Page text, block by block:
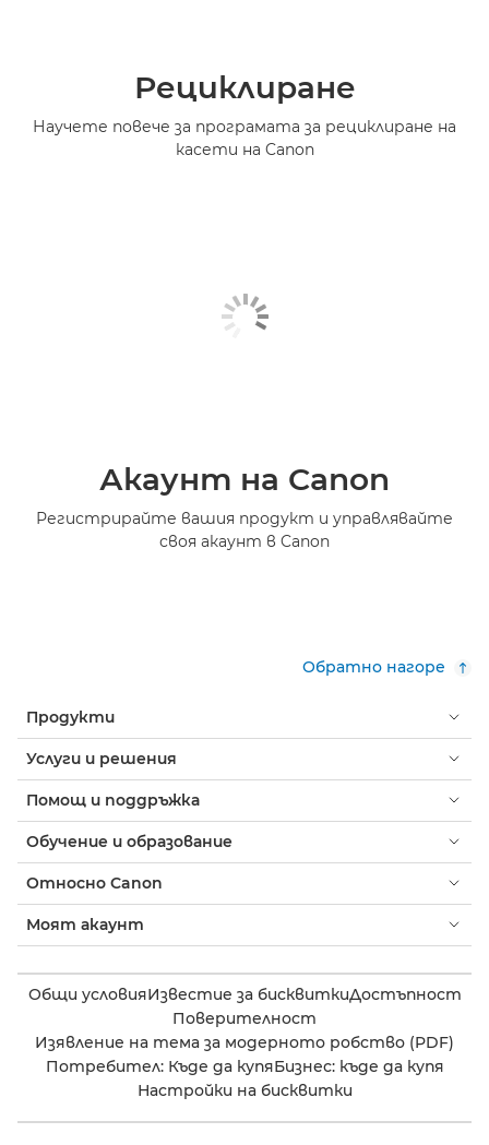
Рециклиране
Научете повече за програмата за рециклиране на
касети на Canon
Акаунт на Canon
Регистрирайте вашия продукт и управлявайте
своя акаунт в Canon
Обратно нагоре
Продукти
Услуги и решения
Помощ и поддръжка
Обучение и образование
Относно Canon
Моят акаунт
Общи условияИзвестие за бисквиткиДостъпност
Поверителност
Изявление на тема за модерното робство (PDF)
Потребител: Къде да купяБизнес: къде да купя
Настройки на бисквитки